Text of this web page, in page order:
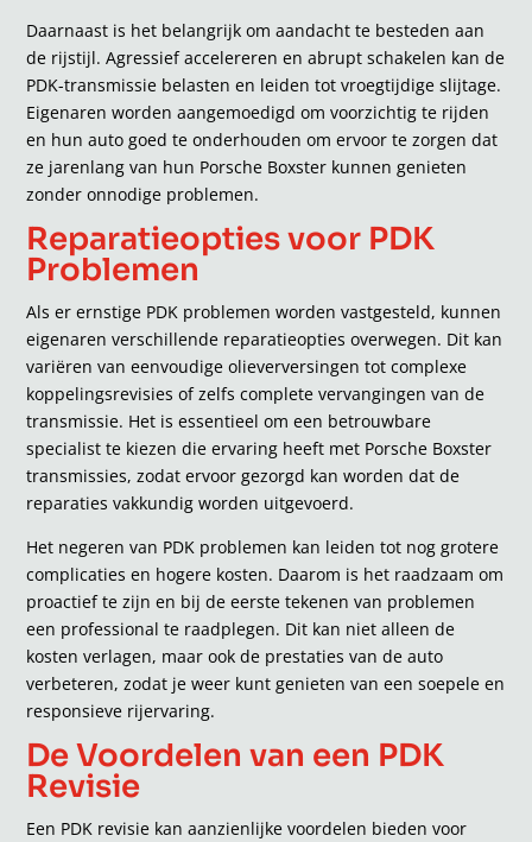
Daarnaast is het belangrijk om aandacht te besteden aan
de rijstijl. Agressief accelereren en abrupt schakelen kan de
PDK-transmissie belasten en leiden tot vroegtijdige slijtage.
Eigenaren worden aangemoedigd om voorzichtig te rijden
en hun auto goed te onderhouden om ervoor te zorgen dat
ze jarenlang van hun Porsche Boxster kunnen genieten
zonder onnodige problemen.
Reparatieopties voor PDK
Problemen
Als er ernstige PDK problemen worden vastgesteld, kunnen
eigenaren verschillende reparatieopties overwegen. Dit kan
variëren van eenvoudige olieverversingen tot complexe
koppelingsrevisies of zelfs complete vervangingen van de
transmissie. Het is essentieel om een betrouwbare
specialist te kiezen die ervaring heeft met Porsche Boxster
transmissies, zodat ervoor gezorgd kan worden dat de
reparaties vakkundig worden uitgevoerd.
Het negeren van PDK problemen kan leiden tot nog grotere
complicaties en hogere kosten. Daarom is het raadzaam om
proactief te zijn en bij de eerste tekenen van problemen
een professional te raadplegen. Dit kan niet alleen de
kosten verlagen, maar ook de prestaties van de auto
verbeteren, zodat je weer kunt genieten van een soepele en
responsieve rijervaring.
De Voordelen van een PDK
Revisie
Een PDK revisie kan aanzienlijke voordelen bieden voor